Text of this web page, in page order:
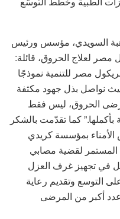
هبة السويدي، مؤسس ورئيس
لعلاج الحروق، قائلة:
مصر للتنمية نموذجًا
نواصل بذل جهود مكثفة
الحروق، ليس فقط
كما تقدّمت بالشكر
بمؤسسة كريدي
المستمر لقضية مصابي
في تجهيز غرف العزل
التوسع وتقديم رعاية
أكبر من المرضى